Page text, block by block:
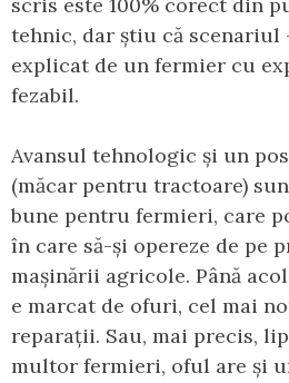
tehnic, dar știu că scenariul
explicat de un fermier cu
fezabil.
Avansul tehnologic și un
(măcar pentru tractoare)
bune pentru fermieri, care
în care să-și opereze de pe
mașinării agricole. Până
e marcat de ofuri, cel mai
reparații. Sau, mai precis,
multor fermieri, oful are și